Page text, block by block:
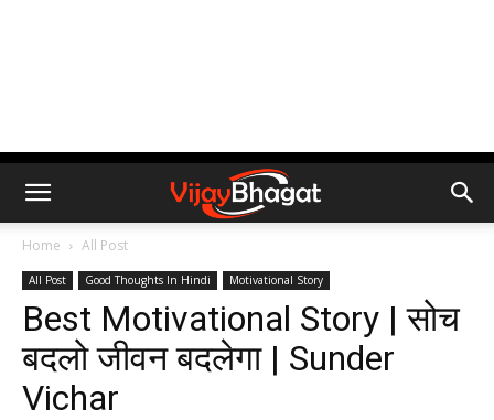
Home All Post
All Post Good Thoughts In Hindi Motivational Story
Best Motivational Story | सोच
बदलो जीवन बदलेगा | Sunder
Vichar